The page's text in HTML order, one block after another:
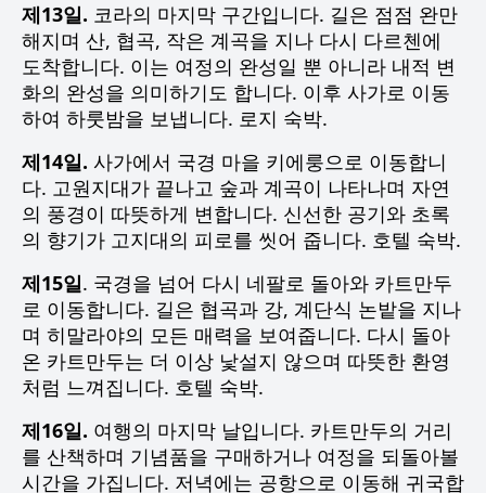
제13일. 코라의 마지막 구간입니다. 길은 점점 완만
해지며 산, 협곡, 작은 계곡을 지나 다시 다르첸에
도착합니다. 이는 여정의 완성일 뿐 아니라 내적 변
화의 완성을 의미하기도 합니다. 이후 사가로 이동
하여 하룻밤을 보냅니다. 로지 숙박.
제14일. 사가에서 국경 마을 키에룽으로 이동합니
다. 고원지대가 끝나고 숲과 계곡이 나타나며 자연
의 풍경이 따뜻하게 변합니다. 신선한 공기와 초록
의 향기가 고지대의 피로를 씻어 줍니다. 호텔 숙박.
제15일. 국경을 넘어 다시 네팔로 돌아와 카트만두
로 이동합니다. 길은 협곡과 강, 계단식 논밭을 지나
며 히말라야의 모든 매력을 보여줍니다. 다시 돌아
온 카트만두는 더 이상 낯설지 않으며 따뜻한 환영
처럼 느껴집니다. 호텔 숙박.
제16일. 여행의 마지막 날입니다. 카트만두의 거리
를 산책하며 기념품을 구매하거나 여정을 되돌아볼
시간을 가집니다. 저녁에는 공항으로 이동해 귀국합